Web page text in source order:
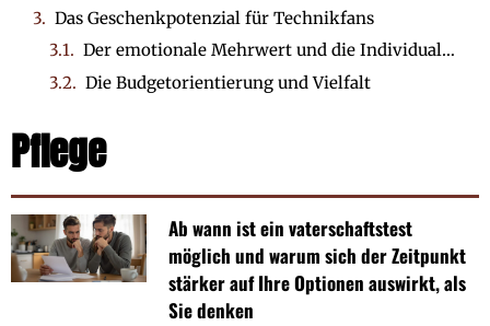
Das Geschenkpotenzial für Technikfans
Der emotionale Mehrwert und die Individualisierung
Die Budgetorientierung und Vielfalt
Pflege
Ab wann ist ein vaterschaftstest
möglich und warum sich der Zeitpunkt
stärker auf Ihre Optionen auswirkt, als
Sie denken